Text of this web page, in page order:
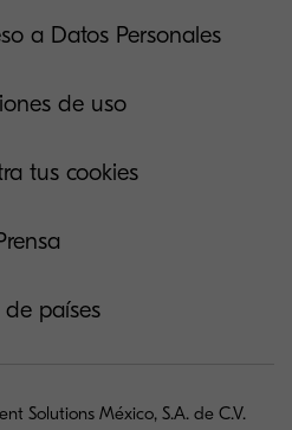
a Datos Personales
de uso
tus cookies
de países
Solutions México, S.A. de C.V.